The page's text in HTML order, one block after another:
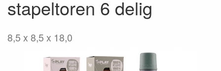
stapeltoren 6 delig
8,5 x 8,5 x 18,0